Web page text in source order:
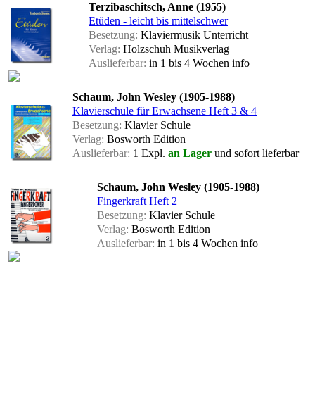
Terzibaschitsch, Anne (1955)
Etüden - leicht bis mittelschwer
Besetzung: Klaviermusik Unterricht
Verlag: Holzschuh Musikverlag
Auslieferbar: in 1 bis 4 Wochen info
Schaum, John Wesley (1905-1988)
Klavierschule für Erwachsene Heft 3 & 4
Besetzung: Klavier Schule
Verlag: Bosworth Edition
Auslieferbar: 1 Expl. an Lager und sofort lieferbar
Schaum, John Wesley (1905-1988)
Fingerkraft Heft 2
Besetzung: Klavier Schule
Verlag: Bosworth Edition
Auslieferbar: in 1 bis 4 Wochen info